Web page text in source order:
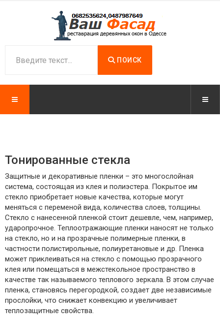
ПОИСК
Тонированные стекла
Защитные и декоративные пленки – это многослойная
система, состоящая из клея и полиэстера. Покрытое им
стекло приобретает новые качества, которые могут
меняться с переменой вида, количества слоев, толщины.
Стекло с нанесенной пленкой стоит дешевле, чем, например,
ударопрочное. Теплоотражающие пленки наносят не только
на стекло, но и на прозрачные полимерные пленки, в
частности полистирольные, полиуретановые и др. Пленка
может приклеиваться на стекло с помощью прозрачного
клея или помещаться в межстекольное пространство в
качестве так называемого теплового зеркала. В этом случае
пленка, становясь перегородкой, создает две независимые
прослойки, что снижает конвекцию и увеличивает
теплозащитные свойства.